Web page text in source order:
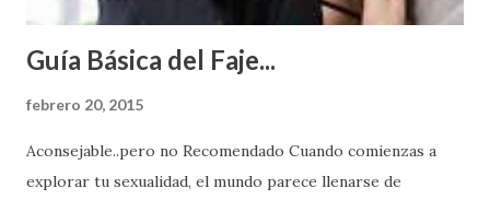
Guía Básica del Faje...
febrero 20, 2015
Aconsejable..pero no Recomendado Cuando comienzas a
explorar tu sexualidad, el mundo parece llenarse de